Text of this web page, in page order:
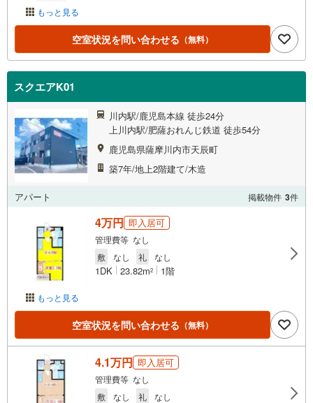
もっと見る
空室状況を問い合わせる （無料）
スクエアK01
川内駅/鹿児島本線 徒歩24分
上川内駅/肥薩おれんじ鉄道 徒歩54分
鹿児島県薩摩川内市天辰町
築7年/地上2階建て/木造
アパート 掲載物件 3件
もっと見る
4万円 即入居可
管理費等 なし
敷
なし 礼 なし
1DK 23.82m2 1階
空室状況を問い合わせる （無料）
4.1万円 即入居可
管理費等 なし
敷
なし 礼 なし